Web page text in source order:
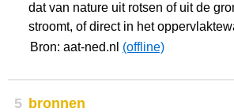
dat van nature uit rotsen of uit de
stroomt, of direct in het
Bron: aat-ned.nl (offline)
5 bronnen